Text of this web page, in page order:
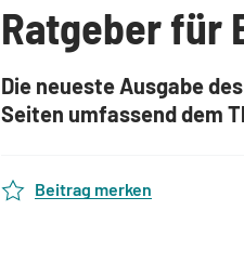
Ratgeber für
Die neueste Ausgabe
Seiten umfassend dem
Beitrag merken